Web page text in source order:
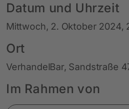
Datum und Uhrzeit
Mittwoch, 2. Oktober 2024,
Ort
VerhandelBar, Sandstraße
Im Rahmen von